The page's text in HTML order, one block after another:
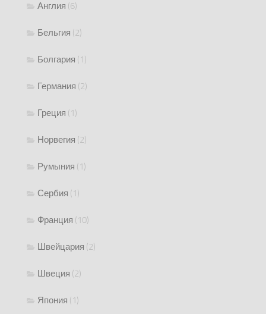
Англия (6)
Бельгия (2)
Болгария (1)
Германия (2)
Греция (1)
Норвегия (2)
Румыния (1)
Сербия (1)
Франция (10)
Швейцария (2)
Швеция (2)
Япония (1)